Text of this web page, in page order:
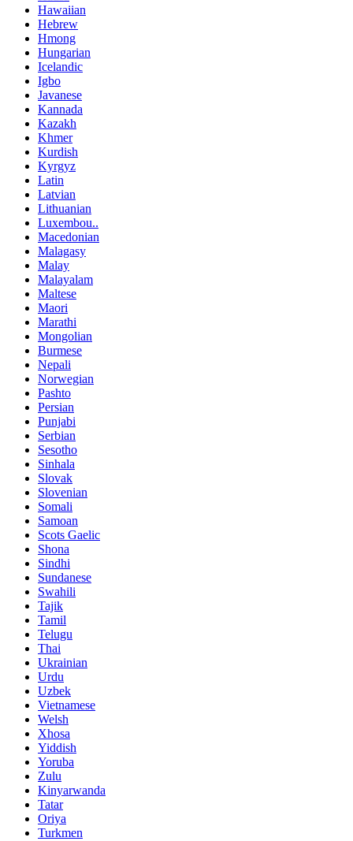
Hawaiian
Hebrew
Hmong
Hungarian
Icelandic
Igbo
Javanese
Kannada
Kazakh
Khmer
Kurdish
Kyrgyz
Latin
Latvian
Lithuanian
Luxembou..
Macedonian
Malagasy
Malay
Malayalam
Maltese
Maori
Marathi
Mongolian
Burmese
Nepali
Norwegian
Pashto
Persian
Punjabi
Serbian
Sesotho
Sinhala
Slovak
Slovenian
Somali
Samoan
Scots Gaelic
Shona
Sindhi
Sundanese
Swahili
Tajik
Tamil
Telugu
Thai
Ukrainian
Urdu
Uzbek
Vietnamese
Welsh
Xhosa
Yiddish
Yoruba
Zulu
Kinyarwanda
Tatar
Oriya
Turkmen